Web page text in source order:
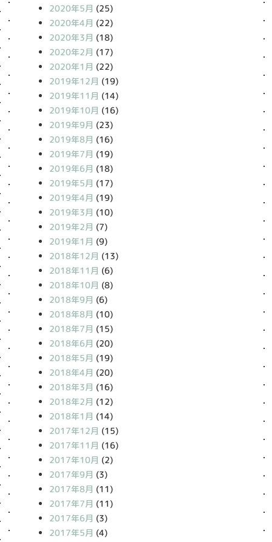
2020年5月 (25)
2020年4月 (22)
2020年3月 (18)
2020年2月 (17)
2020年1月 (22)
2019年12月 (19)
2019年11月 (14)
2019年10月 (16)
2019年9月 (23)
2019年8月 (16)
2019年7月 (19)
2019年6月 (18)
2019年5月 (17)
2019年4月 (19)
2019年3月 (10)
2019年2月 (7)
2019年1月 (9)
2018年12月 (13)
2018年11月 (6)
2018年10月 (8)
2018年9月 (6)
2018年8月 (10)
2018年7月 (15)
2018年6月 (20)
2018年5月 (19)
2018年4月 (20)
2018年3月 (16)
2018年2月 (12)
2018年1月 (14)
2017年12月 (15)
2017年11月 (16)
2017年10月 (2)
2017年9月 (3)
2017年8月 (11)
2017年7月 (11)
2017年6月 (3)
2017年5月 (4)